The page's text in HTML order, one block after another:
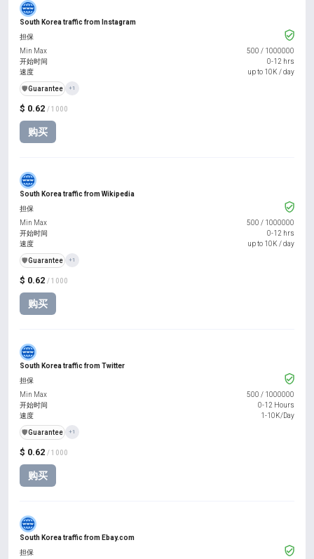
South Korea traffic from Instagram
$ 0.62 / 1000
购买
担保
Min Max
500 / 1000000
开始时间
0-12 hrs
速度
up to 10K / day
️🛡️Guarantee +1
South Korea traffic from Wikipedia
$ 0.62 / 1000
购买
担保
Min Max
500 / 1000000
开始时间
0-12 hrs
速度
up to 10K / day
️🛡️Guarantee +1
South Korea traffic from Twitter
$ 0.62 / 1000
购买
担保
Min Max
500 / 1000000
开始时间
0-12 Hours
速度
1-10K/Day
️🛡️Guarantee +1
South Korea traffic from Ebay.com
担保